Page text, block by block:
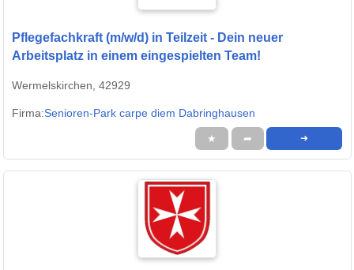
Pflegefachkraft (m/w/d) in Teilzeit - Dein neuer
Arbeitsplatz in einem eingespielten Team!
Wermelskirchen, 42929
Firma:Senioren-Park carpe diem Dabringhausen
★ ➦ ➜